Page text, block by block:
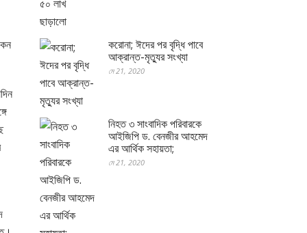
করোনা; ঈদের পর বৃদ্ধি পাবে
আক্রান্ত-মৃত্যুর সংখ্যা
মে 21, 2020
নিহত ৩ সাংবাদিক পরিবারকে
আইজিপি ড. বেনজীর আহমেদ
এর আর্থিক সহায়তা;
মে 21, 2020